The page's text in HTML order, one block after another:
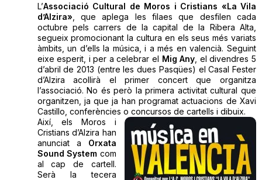
L’Associació Cultural de Moros i Cristians «La Vila
d’Alzira» , que aplega les filaes que desfilen cada
octubre pels carrers de la capital de la Ribera Alta,
segueix promocionant la cultura en els seus més variats
àmbits, un d’ells la música, i a més en valencià. Seguint
eixe esperit, i per a celebrar el Mig Any , el divendres 5
d’abril de 2013 (entre les dues Pasqües) el Casal Fester
d’Alzira acollirà el primer concert que organitza
l’associació. No és però la primera activitat cultural que
organitzen, ja que ja han programat actuacions de Xavi
Castillo, conferències o concursos de cartells i dibuix.
Així, els Moros i
Cristians d’Alzira han
anunciat a Orxata
Sound System com
al cap de cartell.
Serà la tecera